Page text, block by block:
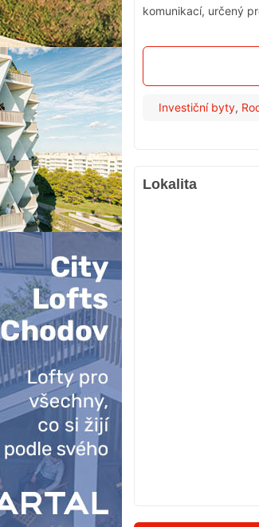
komunikací, určený
Investiční byty,
Lokalita